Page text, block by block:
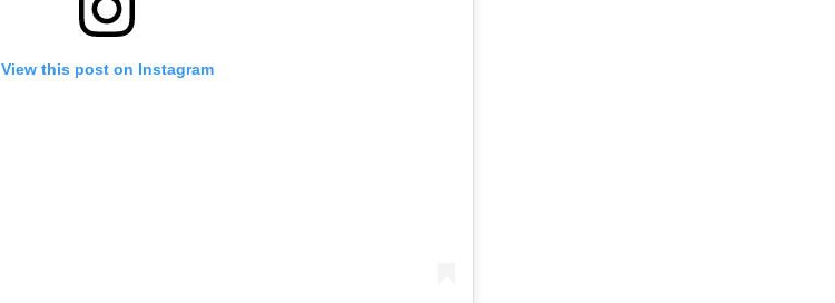
View this post on Instagram